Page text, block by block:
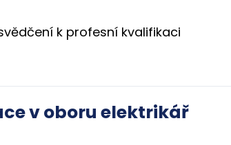
k profesní kvalifikaci
v oboru elektrikář